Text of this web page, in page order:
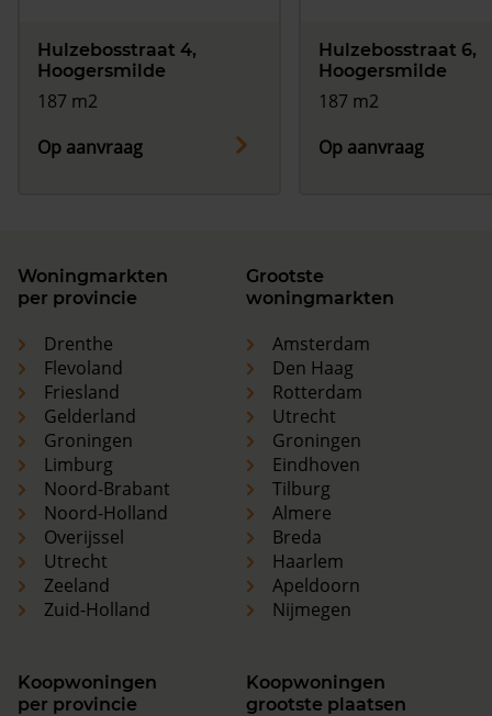
Hulzebosstraat 4,
Hoogersmilde
187 m2
Op aanvraag
Hulzebosstraat 6,
Hoogersmilde
187 m2
Op aanvraag
Woningmarkten
per provincie
Drenthe
Flevoland
Friesland
Gelderland
Groningen
Limburg
Noord-Brabant
Noord-Holland
Overijssel
Utrecht
Zeeland
Zuid-Holland
Grootste
woningmarkten
Amsterdam
Den Haag
Rotterdam
Utrecht
Groningen
Eindhoven
Tilburg
Almere
Breda
Haarlem
Apeldoorn
Nijmegen
Koopwoningen
per provincie
Koopwoningen
grootste plaatsen